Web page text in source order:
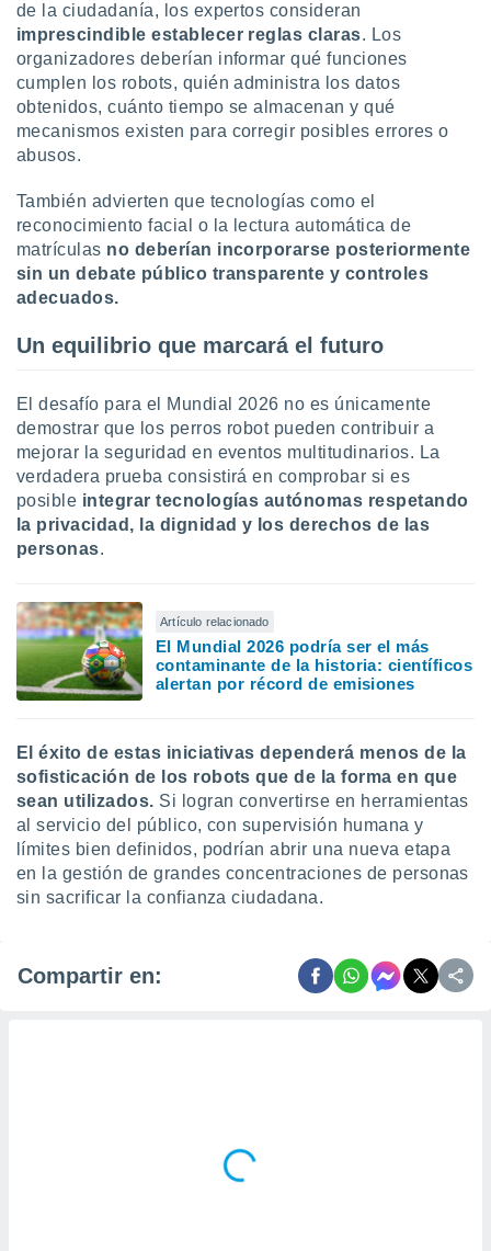
de la ciudadanía, los expertos consideran
imprescindible establecer reglas claras. Los
organizadores deberían informar qué funciones
cumplen los robots, quién administra los datos
obtenidos, cuánto tiempo se almacenan y qué
mecanismos existen para corregir posibles errores o
abusos.
También advierten que tecnologías como el
reconocimiento facial o la lectura automática de
matrículas no deberían incorporarse posteriormente
sin un debate público transparente y controles
adecuados.
Un equilibrio que marcará el futuro
El desafío para el Mundial 2026 no es únicamente
demostrar que los perros robot pueden contribuir a
mejorar la seguridad en eventos multitudinarios. La
verdadera prueba consistirá en comprobar si es
posible integrar tecnologías autónomas respetando
la privacidad, la dignidad y los derechos de las
personas.
Artículo relacionado
El Mundial 2026 podría ser el más
contaminante de la historia: científicos
alertan por récord de emisiones
El éxito de estas iniciativas dependerá menos de la
sofisticación de los robots que de la forma en que
sean utilizados. Si logran convertirse en herramientas
al servicio del público, con supervisión humana y
límites bien definidos, podrían abrir una nueva etapa
en la gestión de grandes concentraciones de personas
sin sacrificar la confianza ciudadana.
Compartir en: